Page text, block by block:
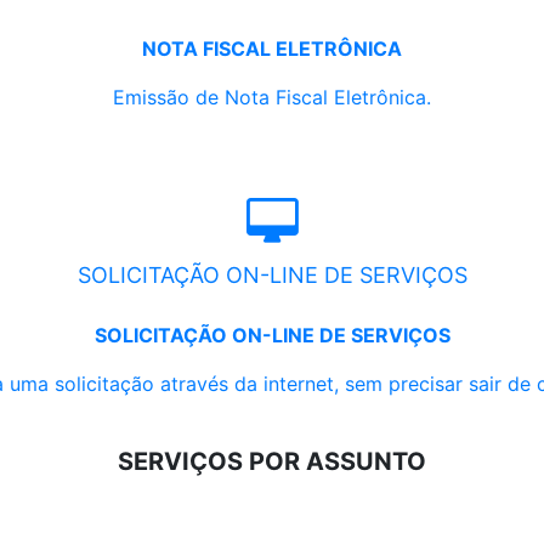
NOTA FISCAL ELETRÔNICA
Emissão de Nota Fiscal Eletrônica.
SOLICITAÇÃO ON-LINE DE SERVIÇOS
SOLICITAÇÃO ON-LINE DE SERVIÇOS
uma solicitação através da internet, sem precisar sair de
SERVIÇOS POR ASSUNTO